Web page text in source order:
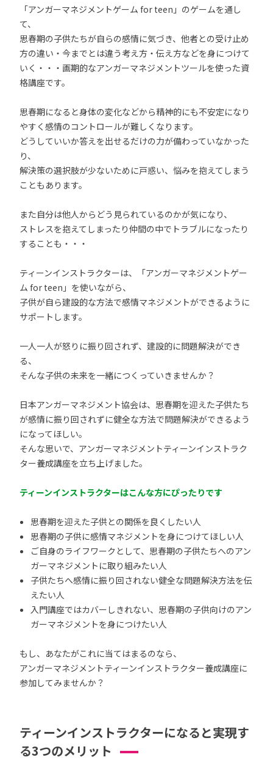
「アンガーマネジメントゲーム for teen」のゲームを通し
て、
思春期の子供たちが自らの感情に気づき、他者との受け止め
方の違い・今までとは違う考え方・伝え方などを身につけて
いく・・・画期的なアンガーマネジメントツールを使った資
格講座です。
思春期になると身体の変化などから精神的にも不安定になり
やすく感情のコントロールが難しくなります。
どうしていいか答えを出せるだけの力が備わっていなかった
り、
解決策の選択肢が少ないために戸惑い、悩みを抱えてしまう
こともあります。
また自分は他人からどう見られているのかが気になり、
ストレスを抱えてしまったり仲間の中でトラブルになったり
することも・・・
ティーンインストラクターは、「アンガーマネジメントゲー
ム for teen」を使いながら、
子供が自ら建設的な方法で感情マネジメントができるように
サポートします。
一人一人が怒りに振り回されず、建設的に問題解決ができ
る、
そんな子供の未来を一緒につくっていきませんか？
日本アンガーマネジメント協会は、思春期を迎えた子供たち
が感情に振り回されずに健全な方法で問題解決ができるよう
になってほしい。
そんな思いで、アンガーマネジメントティーンインストラク
ター養成講座を立ち上げました。
ティーンインストラクターはこんな方にぴったりです
思春期を迎えた子供との関係を良くしたい人
思春期の子供に感情マネジメントを身につけてほしい人
ご自身のライフワークとして、思春期の子供たちへのアン
ガーマネジメントに取り組みたい人
子供たちへ感情に振り回されない健全な問題解決方法を伝
えたい人
入門講座ではカバーしきれない、思春期の子供向けのアン
ガーマネジメントを身につけたい人
もし、あなたがこれに当てはまるのなら、
アンガーマネジメントティーンインストラクター養成講座に
参加してみませんか？
ティーンインストラクターになると実現す
る3つのメリット